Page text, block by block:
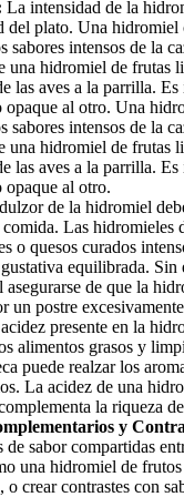
La intensidad de la
del plato. Una hidromiel
sabores intensos de la
una hidromiel de frutas
las aves a la parrilla.
opaque al otro. Una
sabores intensos de la
una hidromiel de frutas
las aves a la parrilla.
opaque al otro.
de la hidromiel
Las hidromieles
o quesos curados
equilibrada. Sin
asegurarse de que la
un postre
presente en la
alimentos grasos y
puede realzar los
La acidez de una
la riqueza
y
de sabor compartidas
una hidromiel de
o crear contrastes con